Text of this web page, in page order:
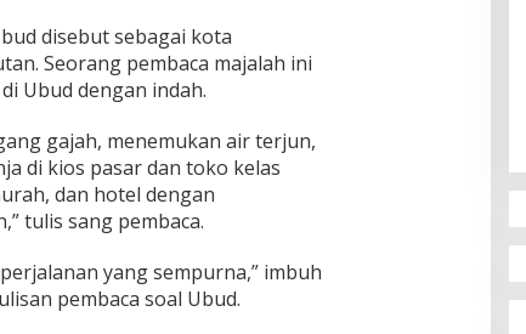
disebut sebagai kota
Seorang pembaca majalah ini
Ubud dengan indah.
gajah, menemukan air terjun,
di kios pasar dan toko kelas
dan hotel dengan
tulis sang pembaca.
yang sempurna,” imbuh
pembaca soal Ubud.